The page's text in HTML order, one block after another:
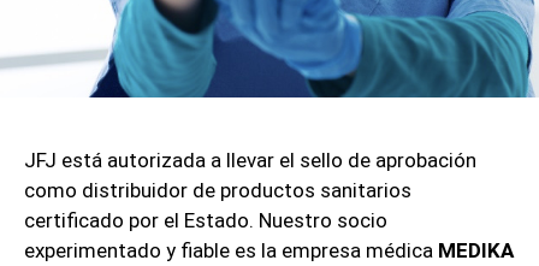
JFJ está autorizada a llevar el sello de aprobación
como distribuidor de productos sanitarios
certificado por el Estado. Nuestro socio
experimentado y fiable es la empresa médica MEDIKA